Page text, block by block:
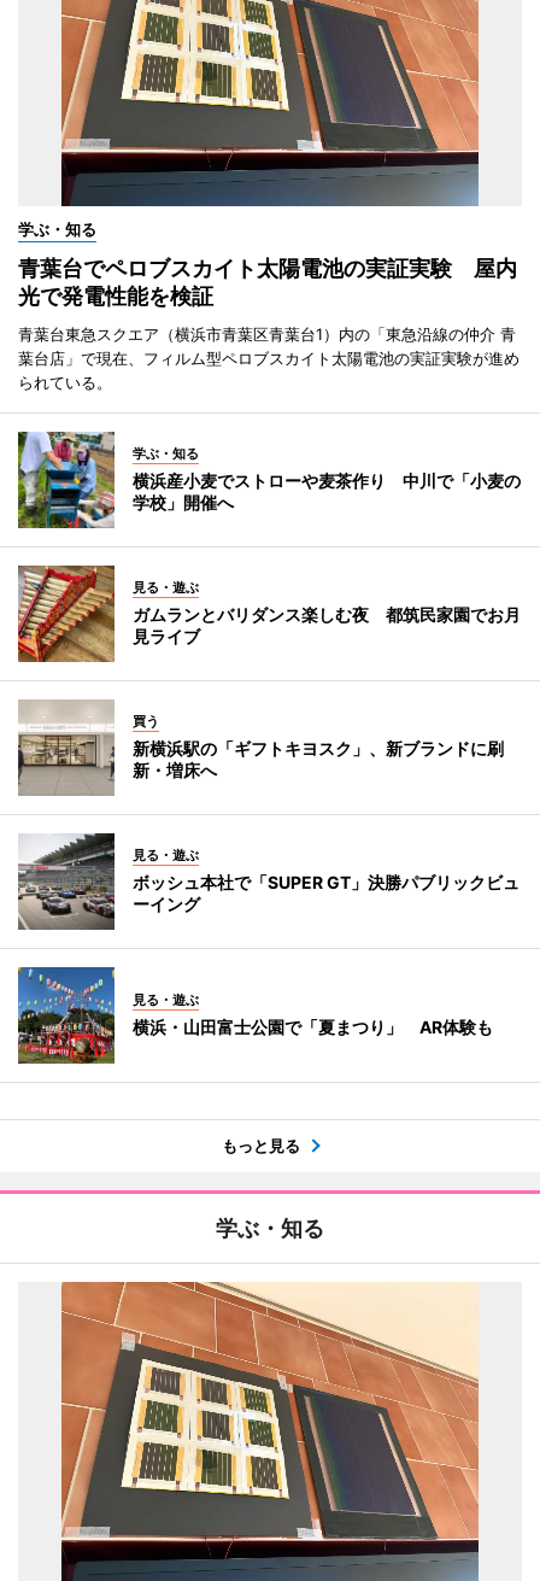
学ぶ・知る
青葉台でペロブスカイト太陽電池の実証実験 屋内
光で発電性能を検証
青葉台東急スクエア（横浜市青葉区青葉台1）内の「東急沿線の仲介 青
葉台店」で現在、フィルム型ペロブスカイト太陽電池の実証実験が進め
られている。
学ぶ・知る
横浜産小麦でストローや麦茶作り 中川で「小麦の
学校」開催へ
見る・遊ぶ
ガムランとバリダンス楽しむ夜 都筑民家園でお月
見ライブ
買う
新横浜駅の「ギフトキヨスク」、新ブランドに刷
新・増床へ
見る・遊ぶ
ボッシュ本社で「SUPER GT」決勝パブリックビュ
ーイング
見る・遊ぶ
横浜・山田富士公園で「夏まつり」 AR体験も
もっと見る
学ぶ・知る